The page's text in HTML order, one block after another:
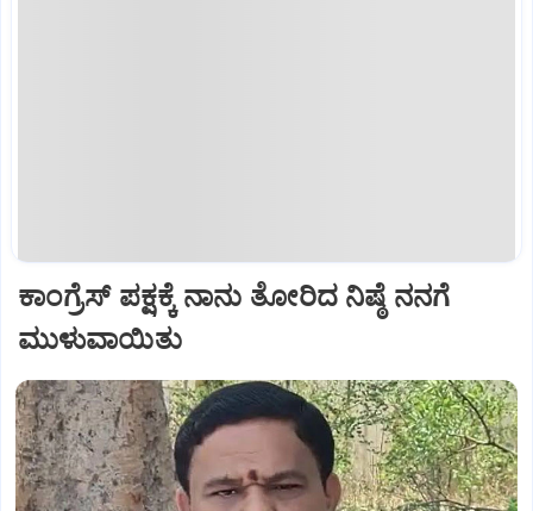
ಕಾಂಗ್ರೆಸ್ ಪಕ್ಷಕ್ಕೆ ನಾನು ತೋರಿದ ನಿಷ್ಠೆ ನನಗೆ
ಮುಳುವಾಯಿತು